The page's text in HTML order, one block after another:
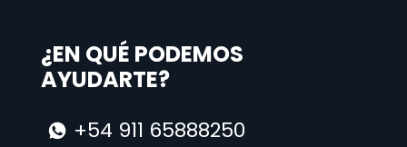
¿EN QUÉ PODEMOS
AYUDARTE?
+54 911 65888250